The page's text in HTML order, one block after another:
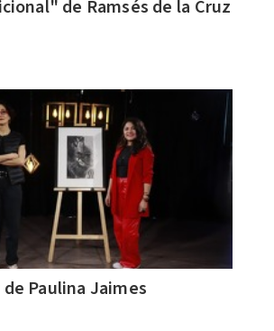
de Ramsés de la Cruz
Paulina Jaimes